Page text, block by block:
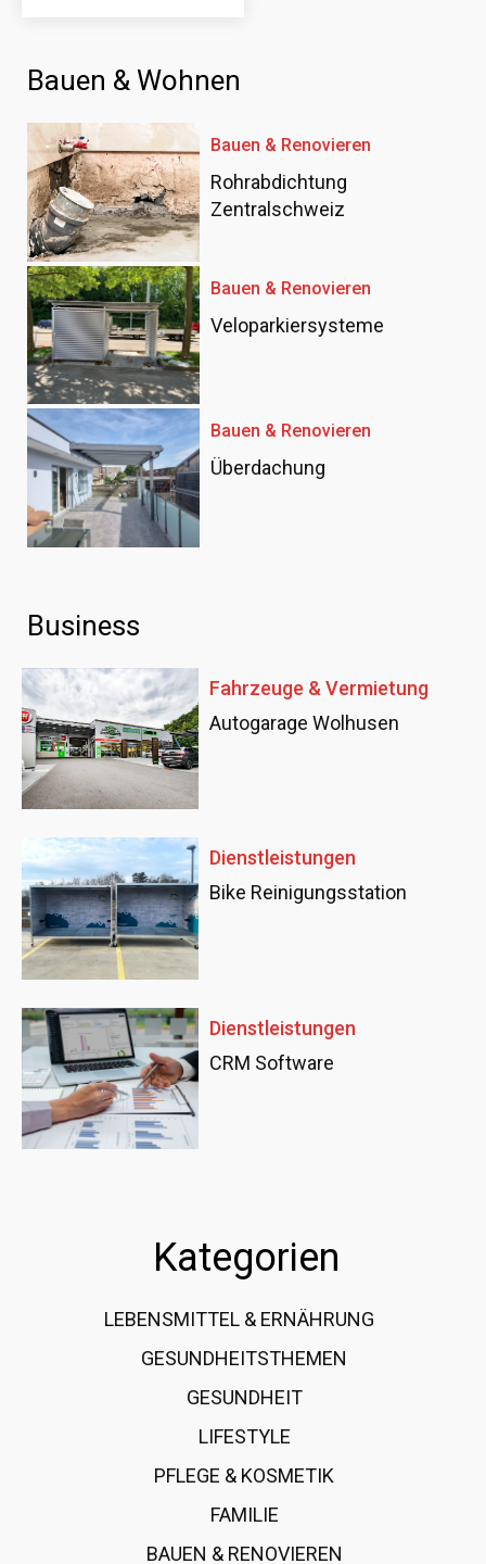
Bauen & Wohnen
Bauen & Renovieren
Rohrabdichtung
Zentralschweiz
Bauen & Renovieren
Veloparkiersysteme
Bauen & Renovieren
Überdachung
Business
Fahrzeuge & Vermietung
Autogarage Wolhusen
Dienstleistungen
Bike Reinigungsstation
Dienstleistungen
CRM Software
Kategorien
LEBENSMITTEL & ERNÄHRUNG
GESUNDHEITSTHEMEN
GESUNDHEIT
LIFESTYLE
PFLEGE & KOSMETIK
FAMILIE
BAUEN & RENOVIEREN